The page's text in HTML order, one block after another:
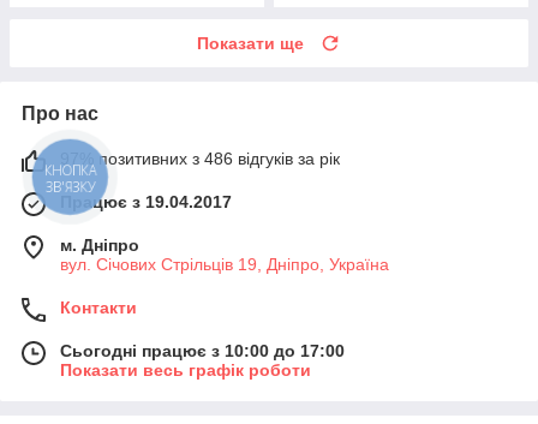
Показати ще
Про нас
97% позитивних з 486 відгуків за рік
Працює з 19.04.2017
м. Дніпро
вул. Січових Стрільців 19, Дніпро, Україна
Контакти
Сьогодні працює з 10:00 до 17:00
Показати весь графік роботи
КНОПКА
ЗВ'ЯЗКУ